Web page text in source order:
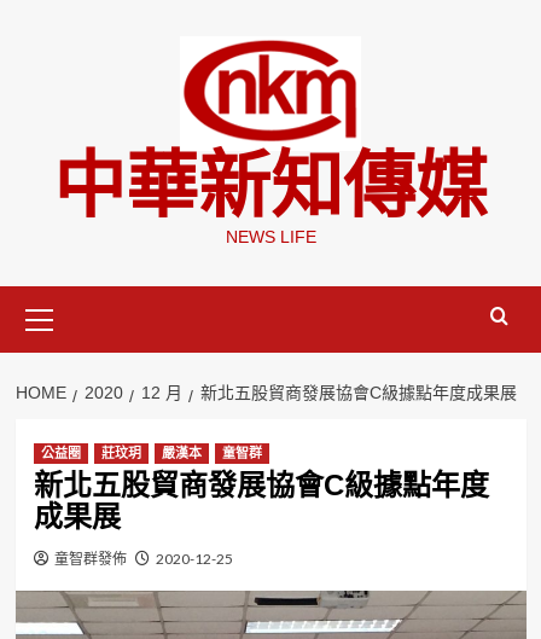
中華新知傳媒
NEWS LIFE
Menu
HOME 2020 12 月 新北五股貿商發展協會C級據點年度成果展
公益圈 莊玟玥 嚴漢本 童智群
新北五股貿商發展協會C級據點年度
成果展
童智群發佈 2020-12-25